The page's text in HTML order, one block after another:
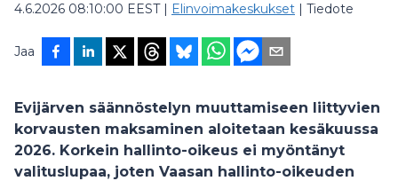
4.6.2026 08:10:00 EEST| Elinvoimakeskukset | Tiedote
Jaa
Evijärven säännöstelyn muuttamiseen liittyvien
korvausten maksaminen aloitetaan kesäkuussa
2026. Korkein hallinto-oikeus ei myöntänyt
valituslupaa, joten Vaasan hallinto-oikeuden